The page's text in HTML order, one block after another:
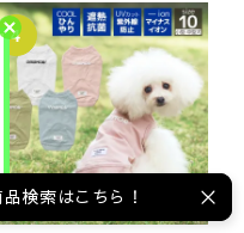
品検索はこちら！